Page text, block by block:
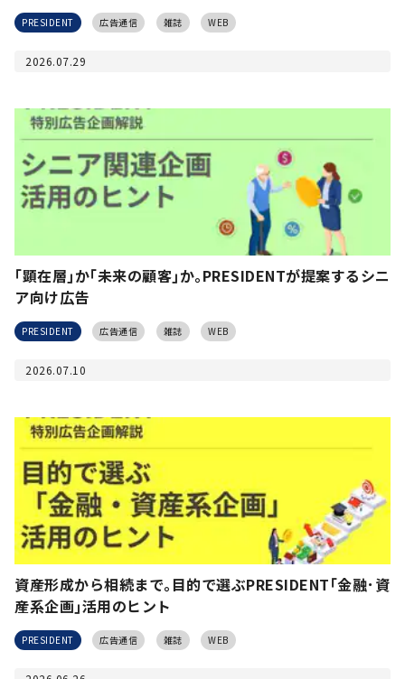
PRESIDENT 広告通信 雑誌 WEB
2026.07.29
｢顕在層｣か｢未来の顧客｣か｡PRESIDENTが提案するシニ
ア向け広告
PRESIDENT 広告通信 雑誌 WEB
2026.07.10
資産形成から相続まで｡目的で選ぶPRESIDENT｢金融･資
産系企画｣活用のヒント
PRESIDENT 広告通信 雑誌 WEB